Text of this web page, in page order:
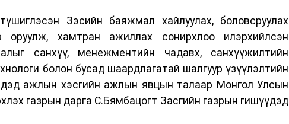
Зэсийн баяжмал хайлуулах, боловсруулах
оруулж, хамтран ажиллах сонирхлоо илэрхийлсэн
санхүү, менежментийн чадавх, санхүүжилтийн
болон бусад шаардлагатай шалгуур үзүүлэлтийн
дэд ажлын хэсгийн ажлын явцын талаар Монгол Улсын
газрын дарга С.Бямбацогт Засгийн газрын гишүүдэд